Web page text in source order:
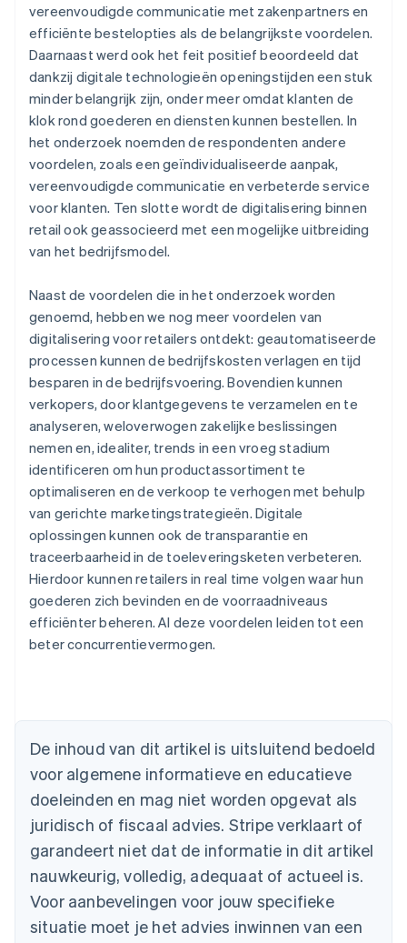
vereenvoudigde communicatie met zakenpartners en
efficiënte bestelopties als de belangrijkste voordelen.
Daarnaast werd ook het feit positief beoordeeld dat
dankzij digitale technologieën openingstijden een stuk
minder belangrijk zijn, onder meer omdat klanten de
klok rond goederen en diensten kunnen bestellen. In
het onderzoek noemden de respondenten andere
voordelen, zoals een geïndividualiseerde aanpak,
vereenvoudigde communicatie en verbeterde service
voor klanten. Ten slotte wordt de digitalisering binnen
retail ook geassocieerd met een mogelijke uitbreiding
van het bedrijfsmodel.
Naast de voordelen die in het onderzoek worden
genoemd, hebben we nog meer voordelen van
digitalisering voor retailers ontdekt: geautomatiseerde
processen kunnen de bedrijfskosten verlagen en tijd
besparen in de bedrijfsvoering. Bovendien kunnen
verkopers, door klantgegevens te verzamelen en te
analyseren, weloverwogen zakelijke beslissingen
nemen en, idealiter, trends in een vroeg stadium
identificeren om hun productassortiment te
optimaliseren en de verkoop te verhogen met behulp
van gerichte marketingstrategieën. Digitale
oplossingen kunnen ook de transparantie en
traceerbaarheid in de toeleveringsketen verbeteren.
Hierdoor kunnen retailers in real time volgen waar hun
goederen zich bevinden en de voorraadniveaus
efficiënter beheren. Al deze voordelen leiden tot een
beter concurrentievermogen.
De inhoud van dit artikel is uitsluitend bedoeld
voor algemene informatieve en educatieve
doeleinden en mag niet worden opgevat als
juridisch of fiscaal advies. Stripe verklaart of
garandeert niet dat de informatie in dit artikel
nauwkeurig, volledig, adequaat of actueel is.
Voor aanbevelingen voor jouw specifieke
situatie moet je het advies inwinnen van een
Australië
België
Nederlands FrançaisDeutschEnglish
Brazilië
Português English
Bulgarije
English
English Français
Cyprus